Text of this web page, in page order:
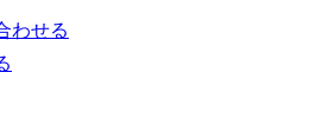
わせる